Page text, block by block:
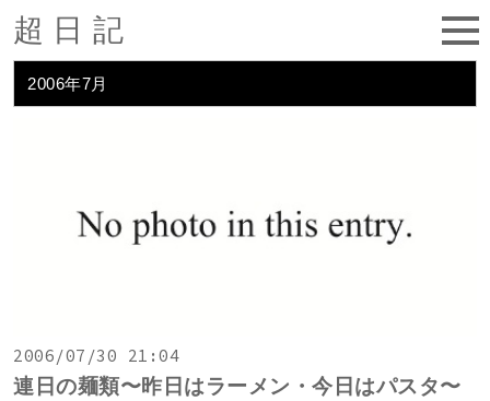
超日記
2006年7月
2006/07/30 21:04
連日の麺類〜昨日はラーメン・今日はパスタ〜